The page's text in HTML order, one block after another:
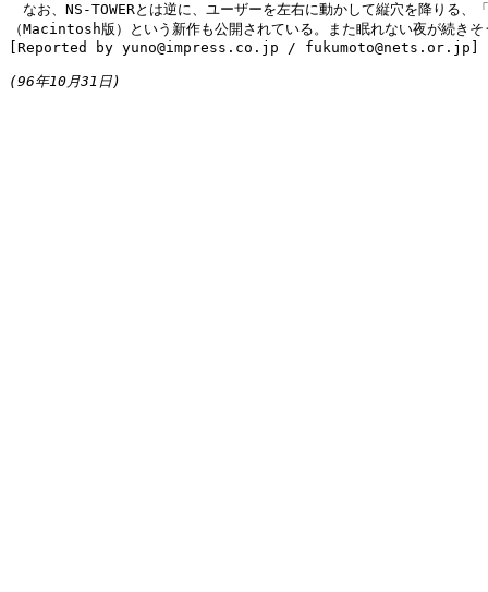
なお、NS-TOWERとは逆に、ユーザーを左右に動かして縦穴を降りる、
（Macintosh版）という新作も公開されている。また眠れない夜が続きそ
[Reported by yuno@impress.co.jp / fukumoto@nets.or.jp]
(96年10月31日)